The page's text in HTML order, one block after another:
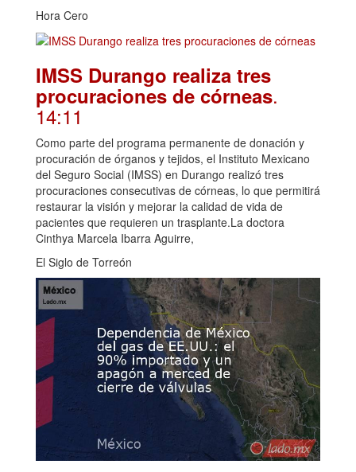
Hora Cero
IMSS Durango realiza tres
procuraciones de córneas.
14:11
Como parte del programa permanente de donación y
procuración de órganos y tejidos, el Instituto Mexicano
del Seguro Social (IMSS) en Durango realizó tres
procuraciones consecutivas de córneas, lo que permitirá
restaurar la visión y mejorar la calidad de vida de
pacientes que requieren un trasplante.La doctora
Cinthya Marcela Ibarra Aguirre,
El Siglo de Torreón